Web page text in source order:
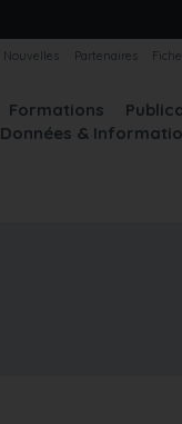
Nouvelles Partenaires
Formations
Données &